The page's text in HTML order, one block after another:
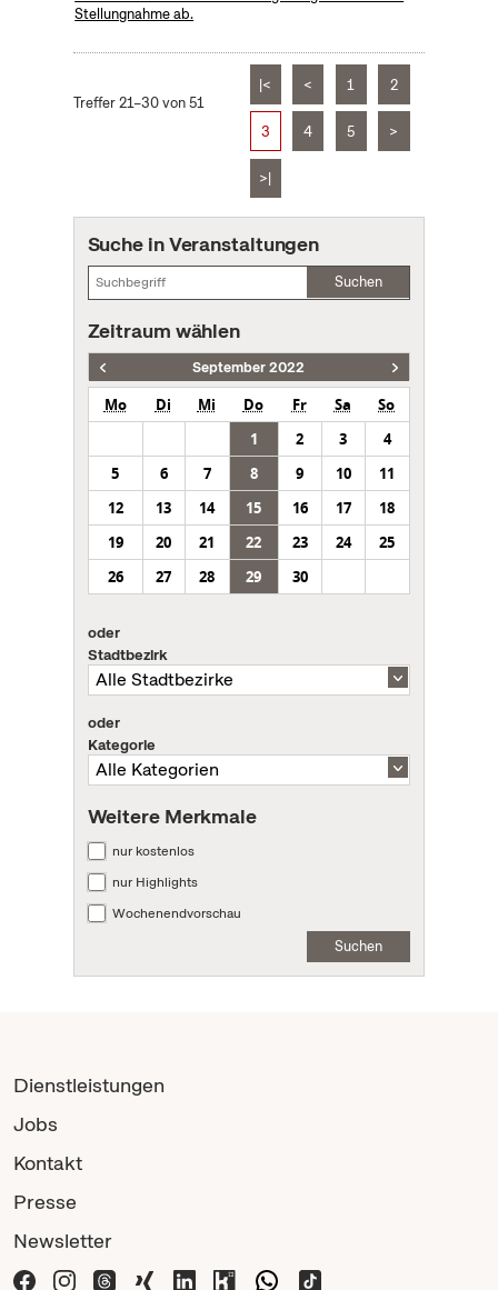
Stellungnahme ab.
Treffer 21–30 von 51
|< < 1 2
3 4 5 >
>|
Suche in Veranstaltungen
Suchen
Zeitraum wählen
September 2022
Mo Di Mi Do Fr Sa
So
1
2 3
4
5
6 7 8 9 10
11
12
13 14 15 16 17
18
19
20 21 22 23 24
25
26
27 28 29 30
oder
Stadtbezirk
oder
Kategorie
Weitere Merkmale
nur kostenlos
nur Highlights
Wochenendvorschau
Suchen
Dienstleistungen
Jobs
Kontakt
Presse
Newsletter